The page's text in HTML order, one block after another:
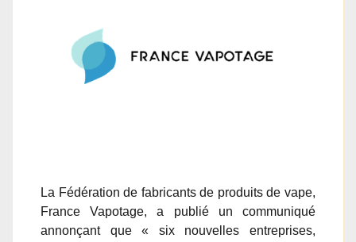
La Fédération de fabricants de produits de vape,
France Vapotage, a publié un communiqué
annonçant que « six nouvelles entreprises,